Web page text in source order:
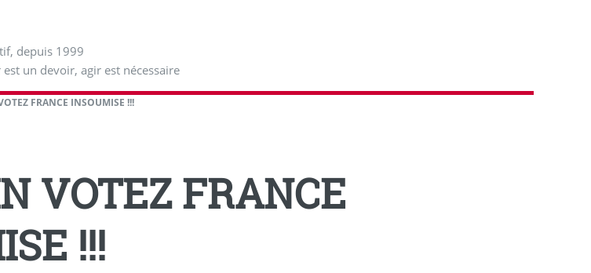
depuis 1999
un devoir, agir est nécessaire
FRANCE INSOUMISE !!!
VOTEZ FRANCE
!!!